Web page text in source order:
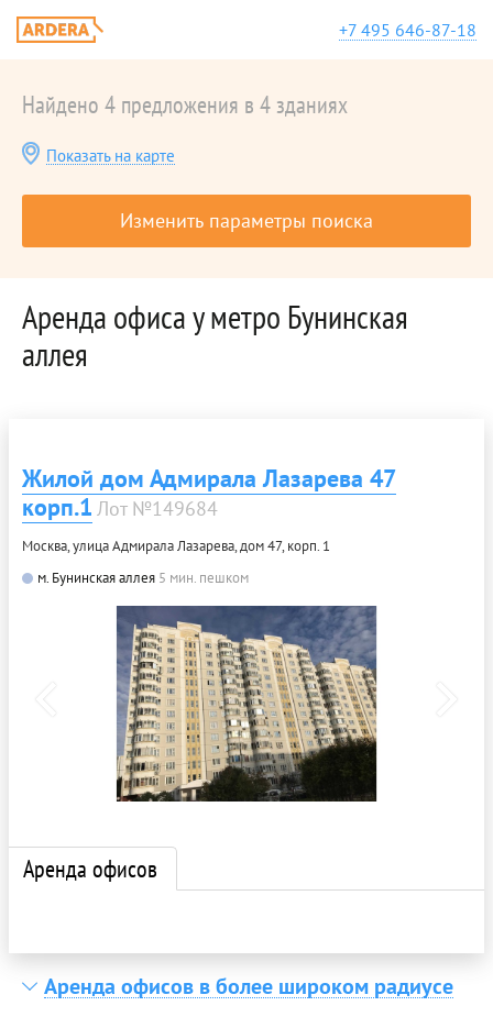
+7 495 646-87-18
Найдено 4 предложения в 4 зданиях
Показать на карте
Изменить параметры поиска
Аренда офиса у метро Бунинская
аллея
Жилой дом Адмирала Лазарева 47
корп.1 Лот №149684
Москва, улица Адмирала Лазарева, дом 47, корп. 1
м. Бунинская аллея 5 мин. пешком
Аренда офисов
Аренда офисов в более широком радиусе